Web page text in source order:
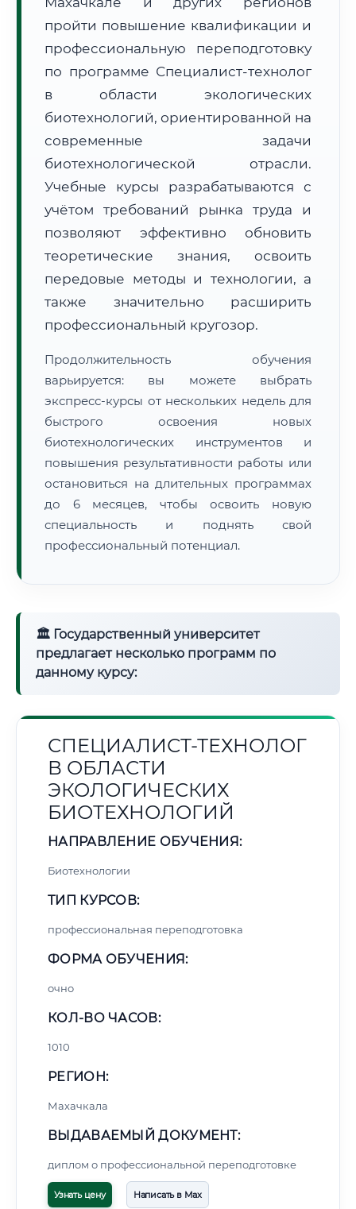
Расчет логистики оригиналов:
• Маршрут транзита:~2 870 км
пройти повышение квалификации и
профессиональную переподготовку
по программе Специалист-технолог
в области экологических
биотехнологий, ориентированной на
современные задачи
биотехнологической отрасли.
Учебные курсы разрабатываются с
учётом требований рынка труда и
позволяют эффективно обновить
теоретические знания, освоить
передовые методы и технологии, а
также значительно расширить
профессиональный кругозор.
Продолжительность обучения
варьируется: вы можете выбрать
экспресс-курсы от нескольких недель для
быстрого освоения новых
биотехнологических инструментов и
повышения результативности работы или
остановиться на длительных программах
до 6 месяцев, чтобы освоить новую
специальность и поднять свой
профессиональный потенциал.
🏛 Государственный университет
предлагает несколько программ по
данному курсу:
СПЕЦИАЛИСТ-ТЕХНОЛОГ
В ОБЛАСТИ
ЭКОЛОГИЧЕСКИХ
БИОТЕХНОЛОГИЙ
НАПРАВЛЕНИЕ ОБУЧЕНИЯ:
Биотехнологии
ТИП КУРСОВ:
профессиональная переподготовка
ФОРМА ОБУЧЕНИЯ:
очно
КОЛ-ВО ЧАСОВ:
1010
РЕГИОН:
Махачкала
ВЫДАВАЕМЫЙ ДОКУМЕНТ:
диплом о профессиональной переподготовке
Узнать цену Написать в Max